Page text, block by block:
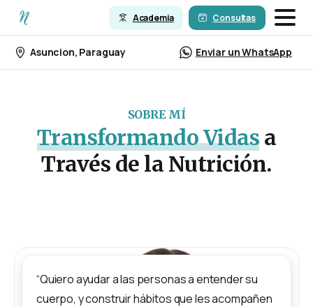
Academia Consultas
Asuncion, Paraguay Enviar un WhatsApp
SOBRE MÍ
Transformando Vidas a
Través de la Nutrición.
“Quiero ayudar a las personas a entender su
cuerpo, y construir hábitos que les acompañen